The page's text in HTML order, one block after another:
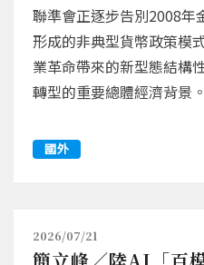
聯準會正逐步告別2008年
形成的非典型貨幣政策模
業革命帶來的新型態結構
轉型的重要總體經濟背景。
國外
2026/07/21